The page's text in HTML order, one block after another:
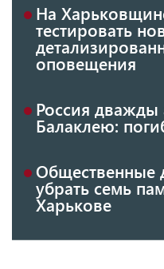
На
тестировать
оповещения
Россия дважды
Балаклею:
Общественные
убрать семь
Харькове